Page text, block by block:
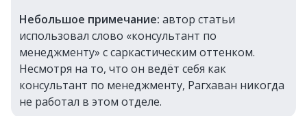
Небольшое примечание: автор статьи
использовал слово «консультант по
менеджменту» с саркастическим оттенком.
Несмотря на то, что он ведёт себя как
консультант по менеджменту, Рагхаван никогда
не работал в этом отделе.